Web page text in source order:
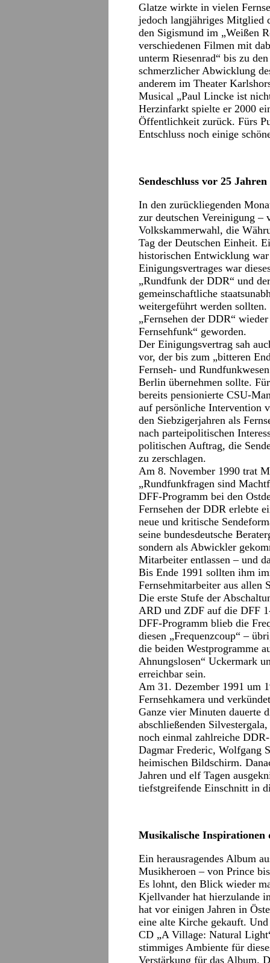
Glatze wirkte in vielen
jedoch langjähriges Mitglied
den Sigismund im „Weißen
verschiedenen Filmen mit
unterm Riesenrad“ bis zu
schmerzlicher Abwicklung
anderem im Theater
Musical „Paul Lincke ist
Herzinfarkt spielte er 2000
Öffentlichkeit zurück. Fürs
Entschluss noch einige
Sendeschluss vor 25 Jahren
In den zurückliegenden
zur deutschen Vereinigung
Volkskammerwahl, die
Tag der Deutschen Einheit.
historischen Entwicklung
Einigungsvertrages war
„Rundfunk der DDR“ und
gemeinschaftliche
weitergeführt werden
„Fernsehen der DDR“
Fernsehfunk“ geworden.
Der Einigungsvertrag sah
vor, der bis zum „bitteren
Fernseh- und
Berlin übernehmen sollte.
bereits pensionierte CSU-
auf persönliche Intervention
den Siebzigerjahren als
nach parteipolitischen
politischen Auftrag, die
zu zerschlagen.
Am 8. November 1990 trat
„Rundfunkfragen sind
DFF-Programm bei den
Fernsehen der DDR erlebte
neue und kritische
seine bundesdeutsche
sondern als Abwickler
Mitarbeiter entlassen – und
Bis Ende 1991 sollten ihm
Fernsehmitarbeiter aus allen
Die erste Stufe der
ARD und ZDF auf die DFF
DFF-Programm blieb die
diesen „Frequenzcoup“ –
die beiden Westprogramme
Ahnungslosen“ Uckermark
erreichbar sein.
Am 31. Dezember 1991 um
Fernsehkamera und
Ganze vier Minuten dauerte
abschließenden
noch einmal zahlreiche
Dagmar Frederic, Wolfgang
heimischen Bildschirm.
Jahren und elf Tagen
tiefstgreifende Einschnitt in
Musikalische
Ein herausragendes Album
Musikheroen – von Prince
Es lohnt, den Blick wieder
Kjellvander hat hierzulande
hat vor einigen Jahren in
eine alte Kirche gekauft.
CD „A Village: Natural
stimmiges Ambiente für
Verstärkung für das Album.